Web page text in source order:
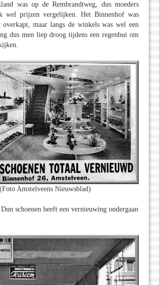
was op de Rembrandtweg, dus moeders
wel prijzen vergelijken. Het Binnenhof was
overkapt, maar langs de winkels was wel een
dus men liep droog tijdens een regenbui om
(Foto Amstelveens Nieuwsblad)
schoenen heeft een vernieuwing ondergaan